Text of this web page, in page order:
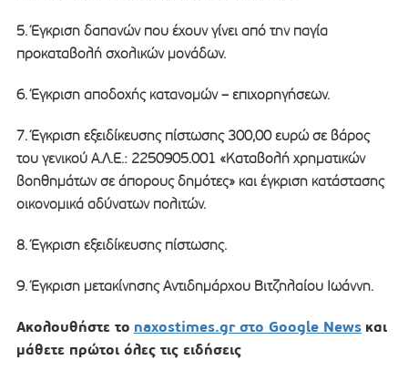
5. Έγκριση δαπανών που έχουν γίνει από την παγία
προκαταβολή σχολικών μονάδων.
6. Έγκριση αποδοχής κατανομών – επιχορηγήσεων.
7. Έγκριση εξειδίκευσης πίστωσης 300,00 ευρώ σε βάρος
του γενικού Α.Λ.Ε.: 2250905.001 «Καταβολή χρηματικών
βοηθημάτων σε άπορους δημότες» και έγκριση κατάστασης
οικονομικά αδύνατων πολιτών.
8. Έγκριση εξειδίκευσης πίστωσης.
9. Έγκριση μετακίνησης Αντιδημάρχου Βιτζηλαίου Ιωάννη.
Ακολουθήστε το naxostimes.gr στο Google News και
μάθετε πρώτοι όλες τις ειδήσεις